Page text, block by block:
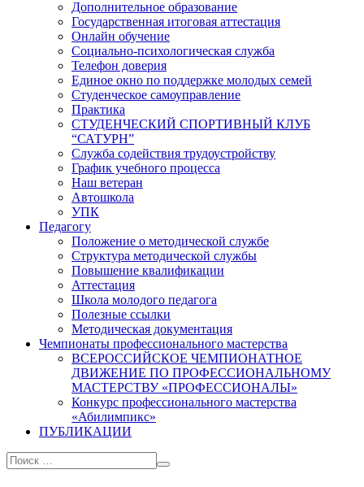
Дополнительное образование
Государственная итоговая аттестация
Онлайн обучение
Социально-психологическая служба
Телефон доверия
Единое окно по поддержке молодых семей
Студенческое самоуправление
Практика
СТУДЕНЧЕСКИЙ СПОРТИВНЫЙ КЛУБ
“САТУРН”
Служба содействия трудоустройству
График учебного процесса
Наш ветеран
Автошкола
УПК
Педагогу
Положение о методической службе
Структура методической службы
Повышение квалификации
Аттестация
Школа молодого педагога
Полезные ссылки
Методическая документация
Чемпионаты профессионального мастерства
ВСЕРОССИЙСКОЕ ЧЕМПИОНАТНОЕ
ДВИЖЕНИЕ ПО ПРОФЕССИОНАЛЬНОМУ
МАСТЕРСТВУ «ПРОФЕССИОНАЛЫ»
Конкурс профессионального мастерства
«Абилимпикс»
ПУБЛИКАЦИИ